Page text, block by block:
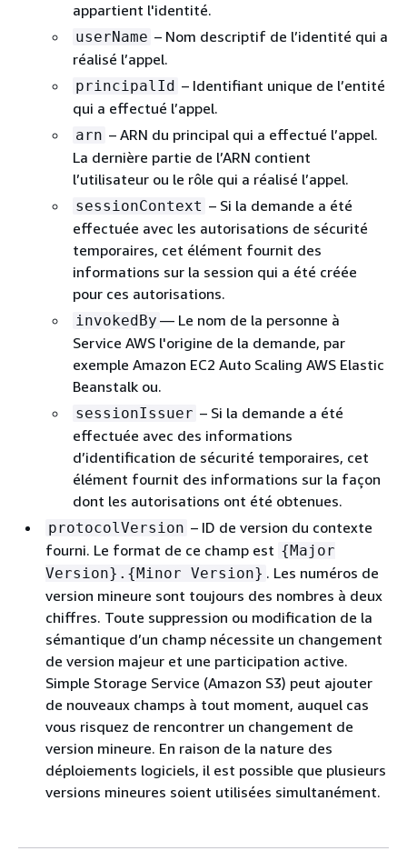
appartient l'identité.
userName – Nom descriptif de l’identité qui a
réalisé l’appel.
principalId – Identifiant unique de l’entité
qui a effectué l’appel.
arn – ARN du principal qui a effectué l’appel.
La dernière partie de l’ARN contient
l’utilisateur ou le rôle qui a réalisé l’appel.
sessionContext – Si la demande a été
effectuée avec les autorisations de sécurité
temporaires, cet élément fournit des
informations sur la session qui a été créée
pour ces autorisations.
invokedBy — Le nom de la personne à
Service AWS l'origine de la demande, par
exemple Amazon EC2 Auto Scaling AWS Elastic
Beanstalk ou.
sessionIssuer – Si la demande a été
effectuée avec des informations
d’identification de sécurité temporaires, cet
élément fournit des informations sur la façon
dont les autorisations ont été obtenues.
protocolVersion – ID de version du contexte
fourni. Le format de ce champ est {Major
Version}. {Minor Version} . Les numéros de
version mineure sont toujours des nombres à deux
chiffres. Toute suppression ou modification de la
sémantique d’un champ nécessite un changement
de version majeur et une participation active.
Simple Storage Service (Amazon S3) peut ajouter
de nouveaux champs à tout moment, auquel cas
vous risquez de rencontrer un changement de
version mineure. En raison de la nature des
déploiements logiciels, il est possible que plusieurs
versions mineures soient utilisées simultanément.